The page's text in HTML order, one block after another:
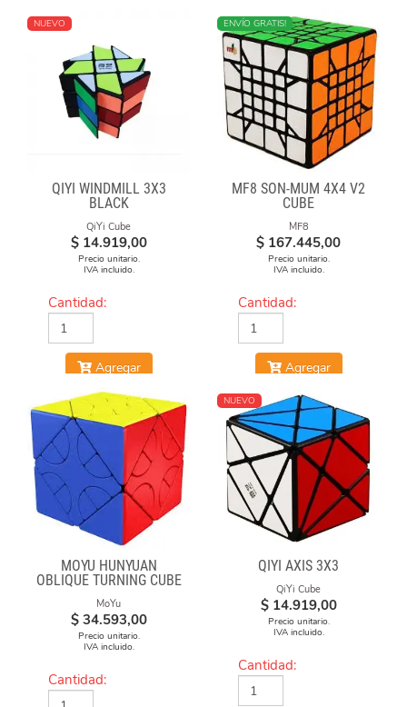
NUEVO
QIYI WINDMILL 3X3
BLACK
QiYi Cube
$ 14.919,00
Precio unitario.
IVA incluido.
Cantidad:
Agregar
ENVÍO GRATIS!
MF8 SON-MUM 4X4 V2
CUBE
MF8
$ 167.445,00
Precio unitario.
IVA incluido.
Cantidad:
Agregar
MOYU HUNYUAN
OBLIQUE TURNING CUBE
2 MIUP SKEWB
MoYu
$ 34.593,00
Precio unitario.
IVA incluido.
Cantidad:
NUEVO
QIYI AXIS 3X3
QiYi Cube
$ 14.919,00
Precio unitario.
IVA incluido.
Cantidad: